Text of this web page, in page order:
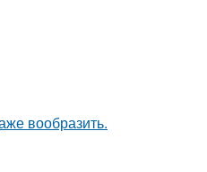
вообразить.